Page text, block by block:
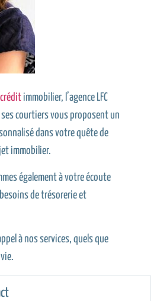
crédit immobilier, l’agence LFC
courtiers vous proposent un
dans votre quête de
immobilier.
également à votre écoute
de trésorerie et
à nos services, quels que